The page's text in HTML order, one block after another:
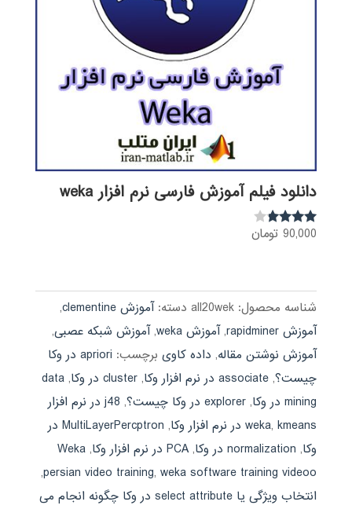
دانلود فیلم آموزش فارسی نرم افزار weka
نمره
90,000 تومان
شناسه محصول: all20wek دسته:آموزش clementine
,
آموزش rapidminer
,آموزش weka ,آموزش شبکه عصبی,
آموزش نوشتن مقاله, داده کاوی برچسب:
apriori در وکا
چیست؟, associate در نرم افزار وکا , cluster در وکا ,
data
mining در وکا
, explorer در وکا چیست؟ ,
j48 در نرم افزار
weka,kmeans در نرم افزار وکا ,
MultiLayerPercptron در
وکا, normalization در وکا ,PCA در نرم افزار وکا ,
Weka
persian video training,weka software training videoo
,
انتخاب ویژگی یا select attribute در وکا چگونه انجام می